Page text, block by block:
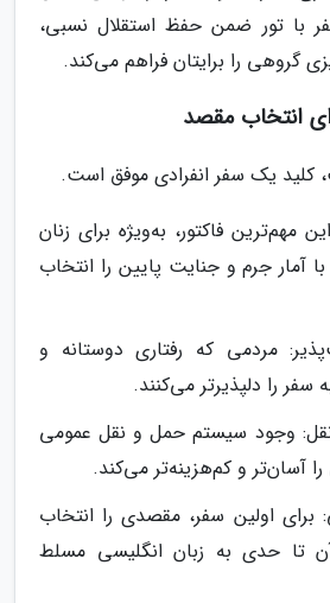
با تور ضمن حفظ استقلال نسبی،
گروهی را برایتان فراهم می‌کند.
انتخاب مقصد
کلید یک سفر انفرادی موفق است.
مهم‌ترین فاکتور، به‌ویژه برای زنان
آمار جرم و جنایت پایین را انتخاب
مردمی که رفتاری دوستانه و
سفر را دلپذیرتر می‌کنند.
وجود سیستم حمل و نقل عمومی
را آسان‌تر و کم‌هزینه‌تر می‌کند.
برای اولین سفر، مقصدی را انتخاب
تا حدی به زبان انگلیسی مسلط